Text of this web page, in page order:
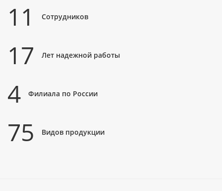
11 Сотрудников
17 Лет надежной работы
4 Филиала по России
75 Видов продукции